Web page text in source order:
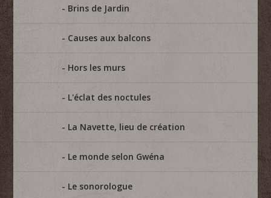
Brins de Jardin
Causes aux balcons
Hors les murs
L'éclat des noctules
La Navette, lieu de création
Le monde selon Gwéna
Le sonorologue